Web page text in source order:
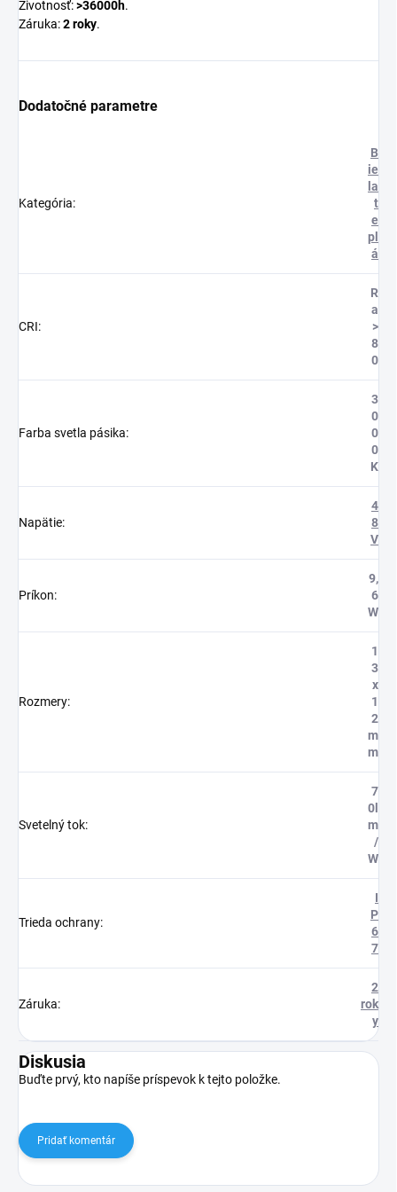
Životnosť:>36000h.
Záruka:2 roky.
Dodatočné parametre
Kategória:
B
ie
la
t
e
pl
á
CRI:
R
a
>
8
0
Farba svetla pásika:
3
0
0
0
K
Napätie:
4
8
V
Príkon:
9,
6
W
Rozmery:
1
3
x
1
2
m
m
Svetelný tok:
7
0l
m
/
W
Trieda ochrany:
I
P
6
7
Záruka:
2
rok
y
Diskusia
Buďte prvý, kto napíše príspevok k tejto položke.
Pridať komentár